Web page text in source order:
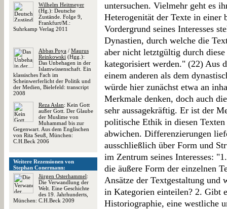
Wilhelm Heitmeyer
(Hg.): Deutsche
Zustände. Folge 9,
Frankfurt/M.:
Suhrkamp Verlag 2011
Abbas Poya / Maurus
Reinkowski (Hgg.):
Das Unbehagen in der
Islamwissenschaft. Ein
klassisches Fach im
Scheinwerferlicht der Politik und
der Medien, Bielefeld: transcript
2008
Reza Aslan: Kein Gott
außer Gott. Der Glaube
der Muslime von
Muhammad bis zur
Gegenwart. Aus dem Englischen
von Rita Seuß, München:
C.H.Beck 2006
Weitere Rezensionen von
Stephan Conermann:
Jürgen Osterhammel:
Die Verwandlung der
Welt. Eine Geschichte
des 19. Jahrhunderts,
München: C.H.Beck 2009
untersuchen. Vielmehr geht es
Heterogenität der Texte in einer
Vordergrund seines Interesses
Dynastien, durch welche die
aber nicht letztgültig durch
kategorisiert werden." (22) Aus
einem anderen als dem
würde hier zunächst etwa an
Merkmale denken, doch auch
sehr aussagekräftig. Er ist der
politische Ethik in diesen
abwichen. Differenzierungen
ausschließlich über Form und
im Zentrum seines Interesses:
die äußere Form der einzelnen
Ansätze der Textgestaltung und
in Kategorien einteilen? 2. Gibt
Historiographie, eine westliche